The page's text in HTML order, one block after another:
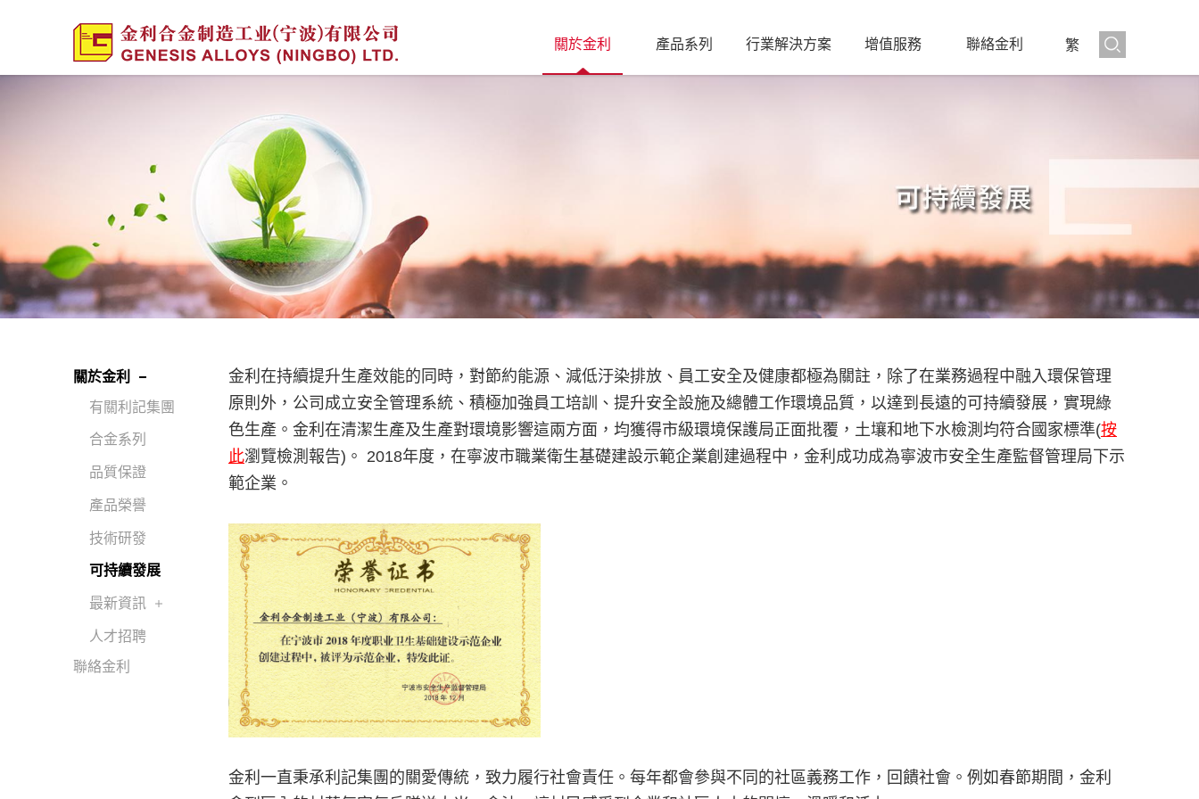
關於金利 產品系列 行業解決方案 增值服務 聯絡金利 繁
關於金利
有關利記集團
合金系列
品質保證
產品榮譽
技術研發
可持續發展
最新資訊
人才招聘
聯絡金利
金利在持續提升生產效能的同時，對節約能源、減低汙染排放、員工安全及健康都極為關註，除了在業務過程中融入環保管理
原則外，公司成立安全管理系統、積極加強員工培訓、提升安全設施及總體工作環境品質，以達到長遠的可持續發展，實現綠
色生產。金利在清潔生產及生產對環境影響這兩方面，均獲得市級環境保護局正面批覆，土壤和地下水檢測均符合國家標準(按
此瀏覽檢測報告)。 2018年度，在寧波市職業衛生基礎建設示範企業創建過程中，金利成功成為寧波市安全生產監督管理局下示
範企業。
金利一直秉承利記集團的關愛傳統，致力履行社會責任。每年都會參與不同的社區義務工作，回饋社會。例如春節期間，金利